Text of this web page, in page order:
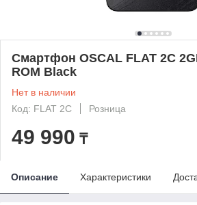
Смартфон OSCAL FLAT 2C
ROM Black
Нет в наличии
Код: FLAT 2C
Розница
49 990 ₸
Описание Характеристики